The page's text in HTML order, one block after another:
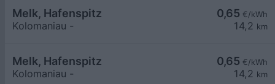
0,65 €/kWh
14,2 km
Melk, Hafenspitz
Kolomaniau -
0,65 €/kWh
14,2 km
Melk, Hafenspitz
Kolomaniau -